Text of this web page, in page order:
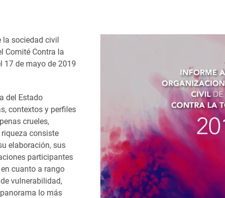
la sociedad civil
Comité Contra la
17 de mayo de 2019
del Estado
contextos y perfiles
crueles,
riqueza consiste
elaboración, sus
participantes
cuanto a rango
vulnerabilidad,
lo más